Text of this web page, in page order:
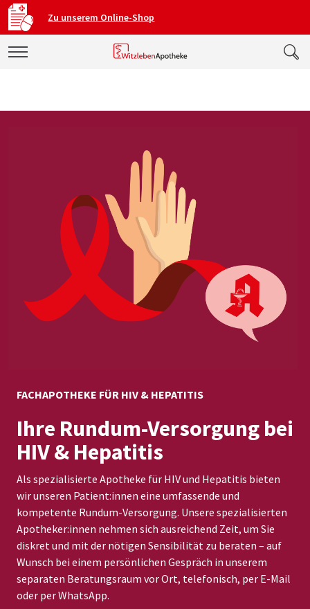
Zu unserem Online-Shop
FACHAPOTHEKE FÜR HIV & HEPATITIS
Ihre Rundum-Versorgung bei
HIV & Hepatitis
Als spezialisierte Apotheke für HIV und Hepatitis bieten
wir unseren Patient:innen eine umfassende und
kompetente Rundum-Versorgung. Unsere spezialisierten
Apotheker:innen nehmen sich ausreichend Zeit, um Sie
diskret und mit der nötigen Sensibilität zu beraten – auf
Wunsch bei einem persönlichen Gespräch in unserem
separaten Beratungsraum vor Ort, telefonisch, per E-Mail
oder per WhatsApp.